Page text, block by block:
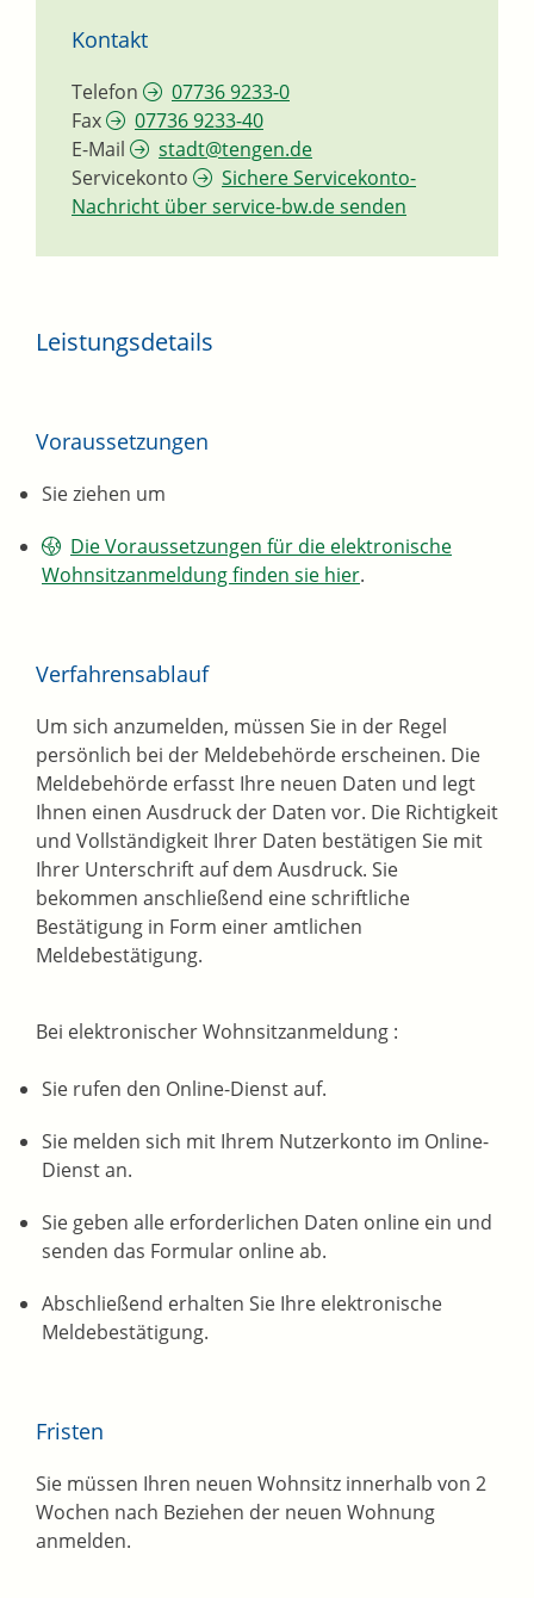
Kontakt
Telefon
07736 9233-0
Fax
07736 9233-40
E-Mail
stadt@tengen.de
Servicekonto
Sichere Servicekonto-
Nachricht über service-bw.de senden
Leistungsdetails
Voraussetzungen
Sie ziehen um
Die Voraussetzungen für die elektronische
Wohnsitzanmeldung finden sie hier.
Verfahrensablauf
Um sich anzumelden, müssen Sie in der Regel
persönlich bei der Meldebehörde erscheinen. Die
Meldebehörde erfasst Ihre neuen Daten und legt
Ihnen einen Ausdruck der Daten vor. Die Richtigkeit
und Vollständigkeit Ihrer Daten bestätigen Sie mit
Ihrer Unterschrift auf dem Ausdruck. Sie
bekommen anschließend eine schriftliche
Bestätigung in Form einer amtlichen
Meldebestätigung.
Bei elektronischer Wohnsitzanmeldung :
Sie rufen den Online-Dienst auf.
Sie melden sich mit Ihrem Nutzerkonto im Online-
Dienst an.
Sie geben alle erforderlichen Daten online ein und
senden das Formular online ab.
Abschließend erhalten Sie Ihre elektronische
Meldebestätigung.
Fristen
Sie müssen Ihren neuen Wohnsitz innerhalb von 2
Wochen nach Beziehen der neuen Wohnung
anmelden.